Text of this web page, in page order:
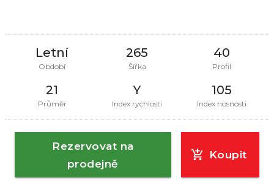
Letní
Období
265
Šířka
40
Profil
21
Průměr
Y
Index rychlosti
105
Index nosnosti
Rezervovat na
prodejně
Koupit